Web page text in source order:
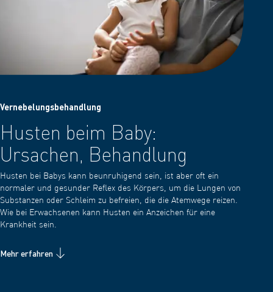
Vernebelungsbehandlung
Husten beim Baby:
Ursachen, Behandlung
Husten bei Babys kann beunruhigend sein, ist aber oft ein
normaler und gesunder Reflex des Körpers, um die Lungen von
Substanzen oder Schleim zu befreien, die die Atemwege reizen.
Wie bei Erwachsenen kann Husten ein Anzeichen für eine
Krankheit sein.
Mehr erfahren